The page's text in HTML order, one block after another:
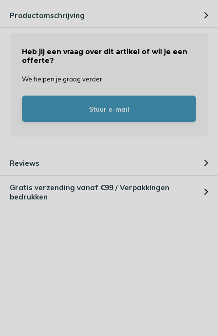
Productomschrijving
Heb jij een vraag over dit artikel of wil je een
offerte?
We helpen je graag verder
Stuur e-mail
Reviews
Gratis verzending vanaf €99 / Verpakkingen
bedrukken